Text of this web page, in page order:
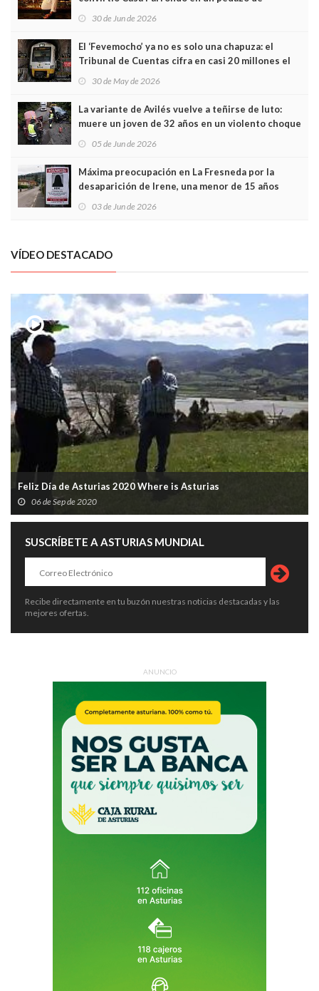
Asturias en Madrid
30 de Jun de 2026
El ‘Fevemocho’ ya no es solo una chapuza: el
Tribunal de Cuentas cifra en casi 20 millones el
sobrecoste de los trenes que no cabían por los
30 de May de 2026
La variante de Avilés vuelve a teñirse de luto:
muere un joven de 32 años en un violento choque
frontal
05 de Jun de 2026
Máxima preocupación en La Fresneda por la
desaparición de Irene, una menor de 15 años
03 de Jun de 2026
VÍDEO DESTACADO
Feliz Día de Asturias 2020 Where is Asturias
06 de Sep de 2020
SUSCRÍBETE A ASTURIAS MUNDIAL
Recibe directamente en tu buzón nuestras noticias destacadas y las
mejores ofertas.
ANUNCIO